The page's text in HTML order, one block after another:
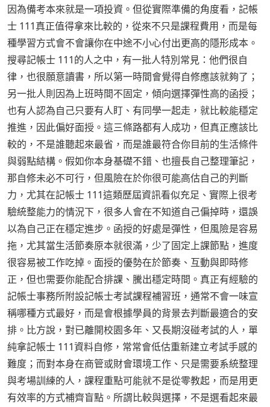
因為備考本來就是一項投資。但從實際準備的角度看，記帳
士 111真正值得拿來比較的，從來不只是課程費用，而是每
種學習方式會不會讓你在中途不小心付出更高的隱形成本。
搜尋記帳士 111的人之中，有一批人特別常見：他們很自
律，也很願意讀書，所以第一時間會覺得自修應該就夠了；
另一批人則因為上班時間不固定，傾向選擇彈性高的函授；
也有人認為自己只要有人盯、有同學一起走，就比較能穩定
推進，因此偏好面授。這三條路都有人成功，但真正應該比
較的，不是誰聽起來最省，而是誰最符合你目前的生活條件
與弱點結構。假如你本身基礎不錯、也擅長自己整理筆記，
那自修未必不可行，但風險在於你很可能高估自己的判斷
力，尤其在記帳士 111這類歷屆資訊看似充足、實際上很考
驗統整能力的情況下，很多人會在不知道自己偏掉時，還誤
以為自己正在穩定進步。函授的好處是彈性，但風險是容易
拖，尤其當生活節奏原本就很滿，少了固定上課節點，進度
很容易被工作吃掉。面授的優勢在於節奏、互動與即時修
正，但也需要你能配合排課、騰出穩定時間。真正有經驗的
記帳士事務所附設記帳士考試課程補習班，通常不會一味宣
稱哪種方式最好，而是會根據學員的背景去判斷最適合的安
排。比方說，對已離開校園多年、又長期沒碰考試的人，單
純拿記帳士 111資料自修，常常會低估重新建立考試手感的
難度；而對本身在商管或財會環境工作、只是需要系統整理
與考場訓練的人，課程重點可能就不是從零教起，而是用更
有效率的方式補齊盲點。所謂比較與選擇，不是選看起來最